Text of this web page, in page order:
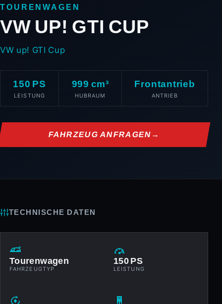
TOURENWAGEN
VW UP! GTI CUP
VW up! GTI Cup
150 PS
LEISTUNG
999 cm³
HUBRAUM
Frontantrieb
ANTRIEB
FAHRZEUG ANFRAGEN→
TECHNISCHE DATEN
Tourenwagen
FAHRZEUGTYP
150 PS
LEISTUNG